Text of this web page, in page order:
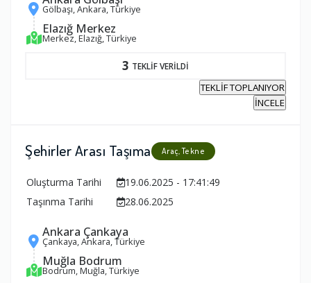
Gölbaşı, Ankara, Türkiye
Elazığ Merkez
Merkez, Elazığ, Türkiye
3 TEKLİF VERİLDİ
TEKLİF TOPLANIYOR
İNCELE
Şehirler Arası Taşıma Araç, Tekne
Oluşturma Tarihi
19.06.2025 - 17:41:49
Taşınma Tarihi
28.06.2025
Ankara Çankaya
Çankaya, Ankara, Türkiye
Muğla Bodrum
Bodrum, Muğla, Türkiye